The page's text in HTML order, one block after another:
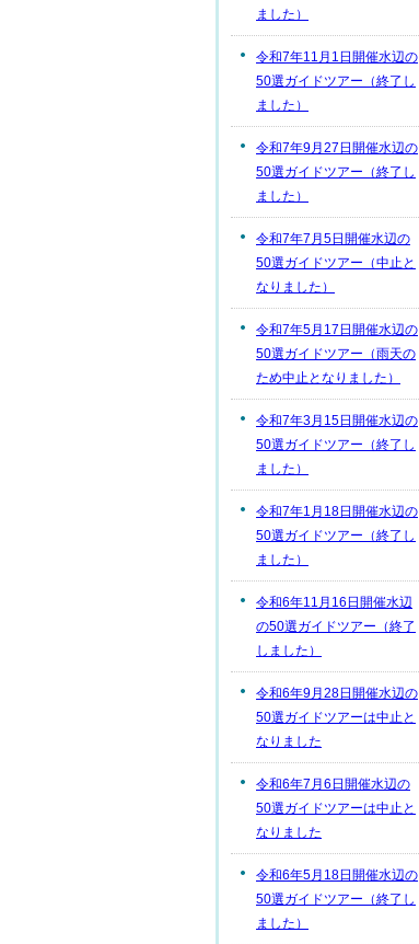
ました）
令和7年11月1日開催水辺の
50選ガイドツアー（終了し
ました）
令和7年9月27日開催水辺の
50選ガイドツアー（終了し
ました）
令和7年7月5日開催水辺の
50選ガイドツアー（中止と
なりました）
令和7年5月17日開催水辺の
50選ガイドツアー（雨天の
ため中止となりました）
令和7年3月15日開催水辺の
50選ガイドツアー（終了し
ました）
令和7年1月18日開催水辺の
50選ガイドツアー（終了し
ました）
令和6年11月16日開催水辺
の50選ガイドツアー（終了
しました）
令和6年9月28日開催水辺の
50選ガイドツアーは中止と
なりました
令和6年7月6日開催水辺の
50選ガイドツアーは中止と
なりました
令和6年5月18日開催水辺の
50選ガイドツアー（終了し
ました）